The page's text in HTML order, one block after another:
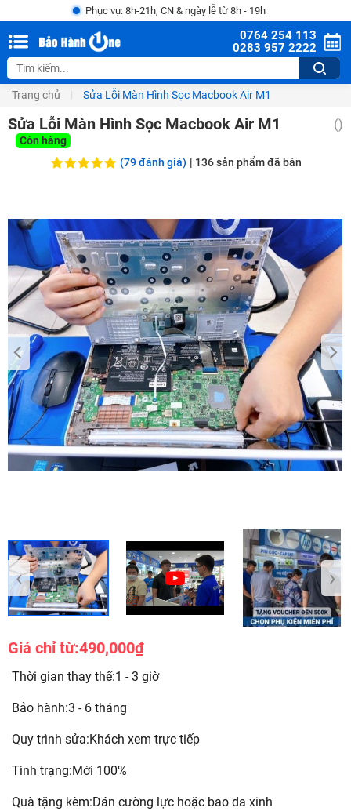
Phục vụ: 8h-21h, CN & ngày lễ từ 8h - 19h
0764 254 113
0283 957 2222
Trang chủ Sửa Lỗi Màn Hình Sọc Macbook Air M1
Sửa Lỗi Màn Hình Sọc Macbook Air M1 ()
Còn hàng
(79 đánh giá) | 136sản phẩm đã bán
‹ ›
Giá chỉ từ:490,000₫
Thời gian thay thế:1 - 3 giờ
Bảo hành:3 - 6 tháng
Quy trình sửa:Khách xem trực tiếp
Tình trạng:Mới 100%
Quà tặng kèm:Dán cường lực hoặc bao da xinh